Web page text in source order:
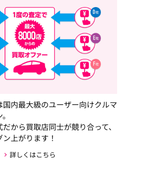
国内最大級のユーザー向けクルマ
から買取店同士が競り合って、
上がります！
詳しくはこちら